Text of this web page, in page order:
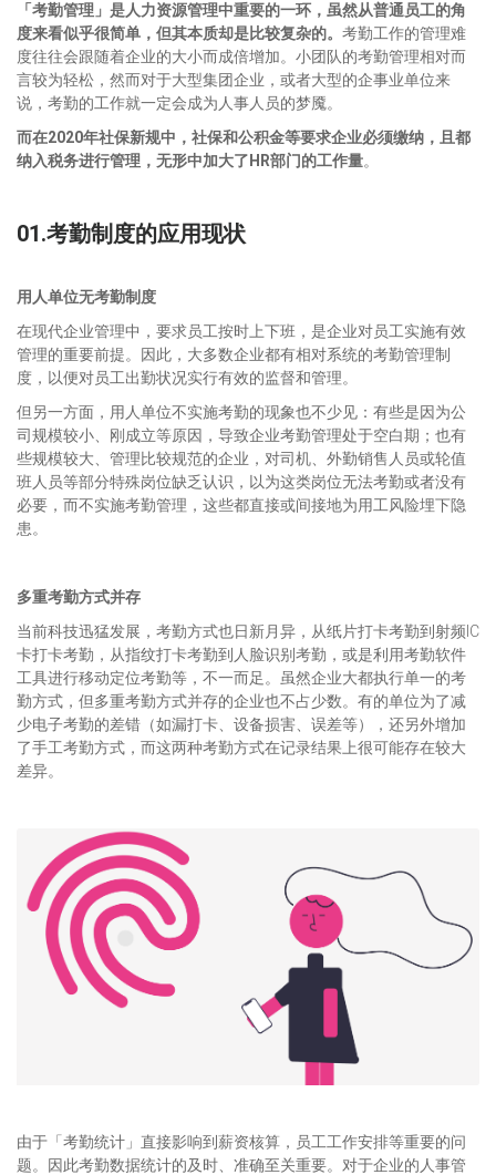
「考勤管理」是人力资源管理中重要的一环，虽然从普通员工的角
度来看似乎很简单，但其本质却是比较复杂的。 考勤工作的管理难
度往往会跟随着企业的大小而成倍增加。小团队的考勤管理相对而
言较为轻松，然而对于大型集团企业，或者大型的企事业单位来
说，考勤的工作就一定会成为人事人员的梦魇。
而在2020年社保新规中，社保和公积金等要求企业必须缴纳，且都
纳入税务进行管理，无形中加大了HR部门的工作量。
01.考勤制度的应用现状
用人单位无考勤制度
在现代企业管理中，要求员工按时上下班，是企业对员工实施有效
管理的重要前提。因此，大多数企业都有相对系统的考勤管理制
度，以便对员工出勤状况实行有效的监督和管理。
但另一方面，用人单位不实施考勤的现象也不少见：有些是因为公
司规模较小、刚成立等原因，导致企业考勤管理处于空白期；也有
些规模较大、管理比较规范的企业，对司机、外勤销售人员或轮值
班人员等部分特殊岗位缺乏认识，以为这类岗位无法考勤或者没有
必要，而不实施考勤管理，这些都直接或间接地为用工风险埋下隐
患。
多重考勤方式并存
当前科技迅猛发展，考勤方式也日新月异，从纸片打卡考勤到射频IC
卡打卡考勤，从指纹打卡考勤到人脸识别考勤，或是利用考勤软件
工具进行移动定位考勤等，不一而足。虽然企业大都执行单一的考
勤方式，但多重考勤方式并存的企业也不占少数。有的单位为了减
少电子考勤的差错（如漏打卡、设备损害、误差等），还另外增加
了手工考勤方式，而这两种考勤方式在记录结果上很可能存在较大
差异。
由于「考勤统计」直接影响到薪资核算，员工工作安排等重要的问
题。因此考勤数据统计的及时、准确至关重要。对于企业的人事管